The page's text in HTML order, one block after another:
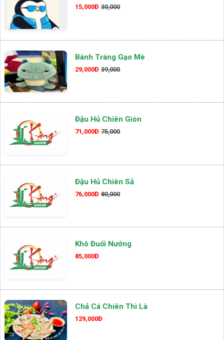
15,000Đ 30,000
Bánh Tráng Gạo Mè
29,000Đ 39,000
Đậu Hủ Chiên Giòn
71,000Đ 75,000
Đậu Hủ Chiên Sả
76,000Đ 80,000
Khô Đuối Nướng
85,000Đ
Chả Cá Chiên Thì Là
129,000Đ